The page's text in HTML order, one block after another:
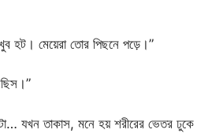
হট। মেয়েরা তোর পিছনে পড়ে।”
যখন তাকাস, মনে হয় শরীরের ভেতর ঢুকে